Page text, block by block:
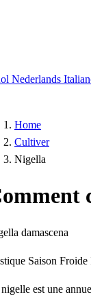
Nederlands
Home
Cultiver
Nigella
damascena
Saison Froide
est une